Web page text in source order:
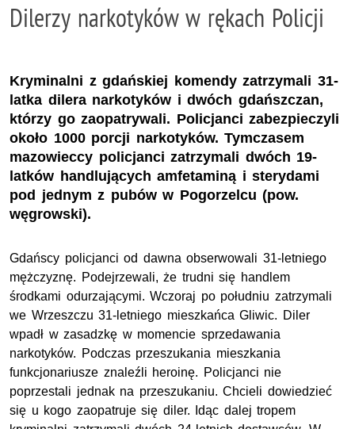
Dilerzy narkotyków w rękach Policji
Kryminalni z gdańskiej komendy zatrzymali 31-
latka dilera narkotyków i dwóch gdańszczan,
którzy go zaopatrywali. Policjanci zabezpieczyli
około 1000 porcji narkotyków. Tymczasem
mazowieccy policjanci zatrzymali dwóch 19-
latków handlujących amfetaminą i sterydami
pod jednym z pubów w Pogorzelcu (pow.
węgrowski).
Gdańscy policjanci od dawna obserwowali 31-letniego
mężczyznę. Podejrzewali, że trudni się handlem
środkami odurzającymi. Wczoraj po południu zatrzymali
we Wrzeszczu 31-letniego mieszkańca Gliwic. Diler
wpadł w zasadzkę w momencie sprzedawania
narkotyków. Podczas przeszukania mieszkania
funkcjonariusze znaleźli heroinę. Policjanci nie
poprzestali jednak na przeszukaniu. Chcieli dowiedzieć
się u kogo zaopatruje się diler. Idąc dalej tropem